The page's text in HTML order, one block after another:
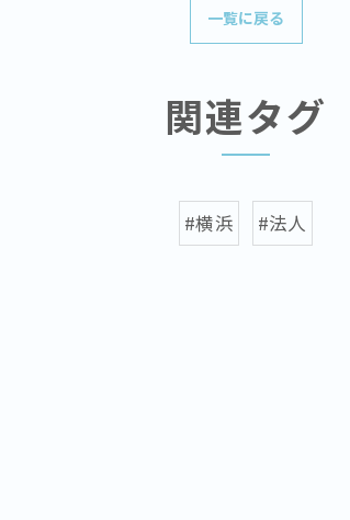
一覧に戻る
関連タグ
#横浜 #法人